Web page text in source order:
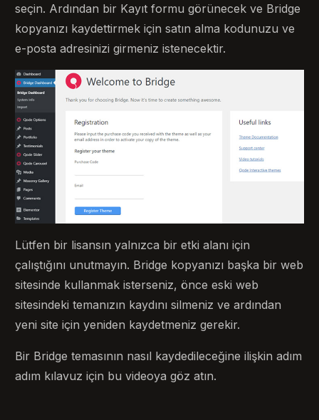
seçin. Ardından bir Kayıt formu görünecek ve Bridge
kopyanızı kaydettirmek için satın alma kodunuzu ve
e-posta adresinizi girmeniz istenecektir.
Lütfen bir lisansın yalnızca bir etki alanı için
çalıştığını unutmayın. Bridge kopyanızı başka bir web
sitesinde kullanmak isterseniz, önce eski web
sitesindeki temanızın kaydını silmeniz ve ardından
yeni site için yeniden kaydetmeniz gerekir.
Bir Bridge temasının nasıl kaydedileceğine ilişkin adım
adım kılavuz için bu videoya göz atın.